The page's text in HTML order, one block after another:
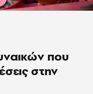
που
στην